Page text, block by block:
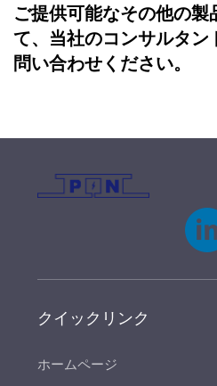
ご提供可能なその他の製
て、当社のコンサルタン
問い合わせください。
クイックリンク
ホームページ